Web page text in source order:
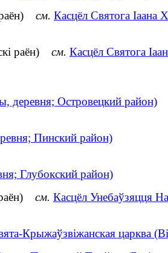
раён) см. Касцёл Святога Іаана
раён) см. Касцёл Святога
деревня; Островецкий район)
Пинский район)
Глубокский район)
см. Касцёл Унебаўзяцця
Крыжаўзвіжанская царква